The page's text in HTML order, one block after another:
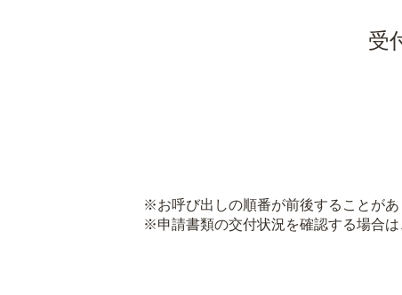
受
※お呼び出しの順番が前後することがあ
※申請書類の交付状況を確認する場合は